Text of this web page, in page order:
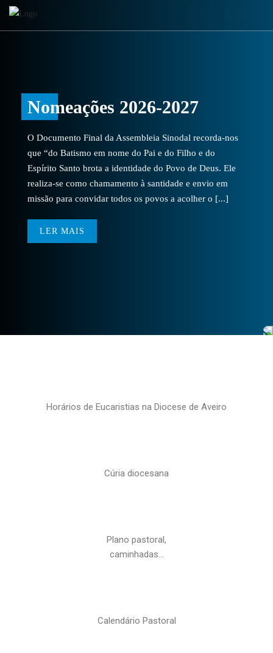
Nomeações 2026-2027
O Documento Final da Assembleia Sinodal recorda-nos
que “do Batismo em nome do Pai e do Filho e do
Espírito Santo brota a identidade do Povo de Deus. Ele
realiza-se como chamamento à santidade e envio em
missão para convidar todos os povos a acolher o [...]
LER MAIS
Horários de Eucaristias na Diocese de Aveiro
Cúria diocesana
Plano pastoral,
caminhadas…
Calendário Pastoral